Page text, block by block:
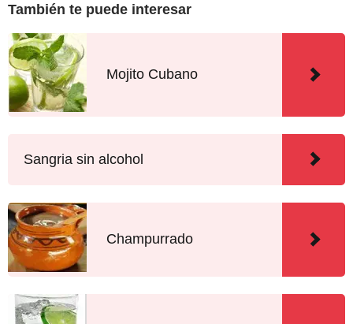
También te puede interesar
Mojito Cubano
Sangria sin alcohol
Champurrado